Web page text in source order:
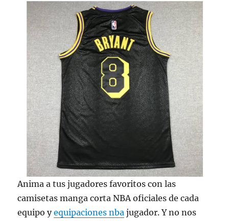
Anima a tus jugadores favoritos con las
camisetas manga corta NBA oficiales de cada
equipo yequipaciones nba jugador. Y no nos